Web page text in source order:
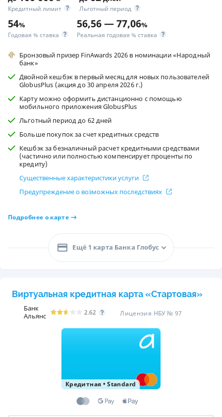
Кредитный лимит Льготный период
54%
Годовая % ставка
56,56 — 77,06%
Реальная годовая % ставка
Бронзовый призер FinAwards 2026 в номинации «Народный
банк»
Двойной кешбэк в первый месяц для новых пользователей
GlobusPlus (акция до 30 апреля 2026 г.)
Карту можно оформить дистанционно с помощью
мобильного приложения GlobusPlus
Льготный период до 62 дней
Больше покупок за счет кредитных средств
Кешбэк за безналичный расчет кредитными средствами
(частично или полностью компенсирует проценты по
кредиту)
Существенные характеристики услуги
Предупреждение о возможных последствиях
Подробнее о карте
Ещё 1 карта Банка Глобус
Виртуальная кредитная карта «Стартовая»
Банк
Альянс
2.62 Лицензия НБУ № 97
Кредитная •Standard